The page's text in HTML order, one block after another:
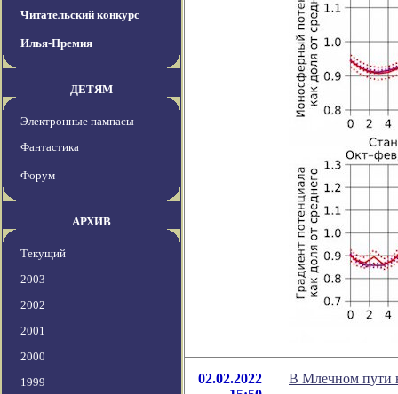
Читательский конкурс
Илья-Премия
ДЕТЯМ
Электронные пампасы
Фантастика
Форум
АРХИВ
Текущий
2003
2002
2001
2000
1999
02.02.2022
В Млечном пути